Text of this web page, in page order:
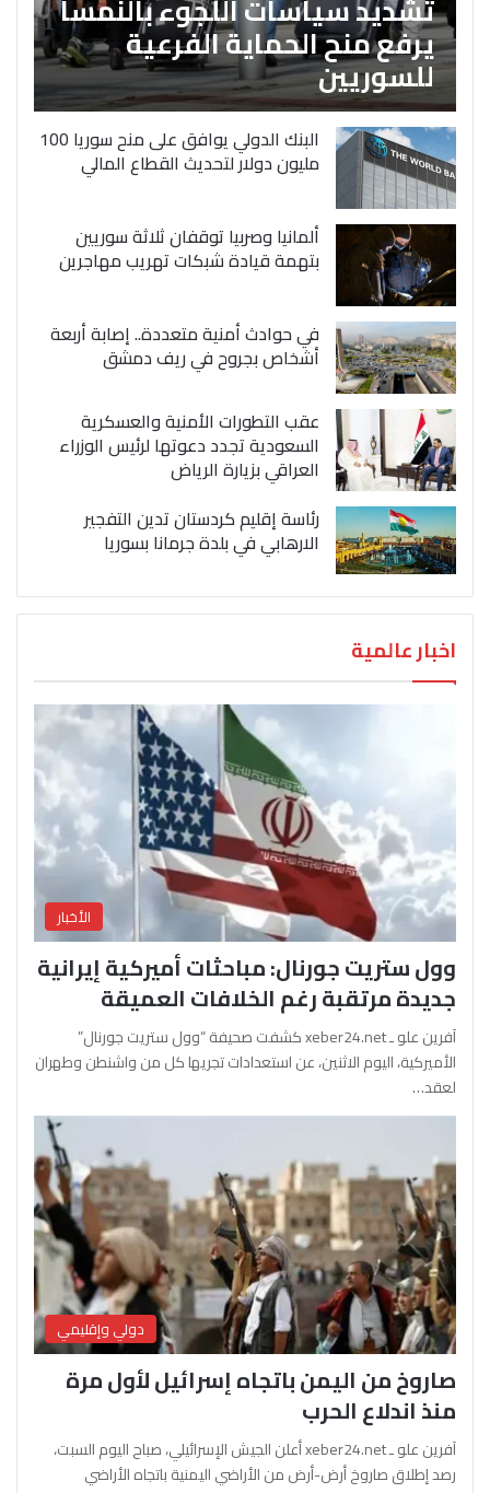
يرفع منح الحماية الفرعية
للسوريين
البنك الدولي يوافق على منح سوريا 100
مليون دولار لتحديث القطاع المالي
ألمانيا وصربيا توقفان ثلاثة سوريين
بتهمة قيادة شبكات تهريب مهاجرين
في حوادث أمنية متعددة.. إصابة أربعة
أشخاص بجروح في ريف دمشق
عقب التطورات الأمنية والعسكرية
السعودية تجدد دعوتها لرئيس الوزراء
العراقي بزيارة الرياض
رئاسة إقليم كردستان تدين التفجير
الارهابي في بلدة جرمانا بسوريا
اخبار عالمية
الأخبار
وول ستريت جورنال: مباحثات أميركية إيرانية
جديدة مرتقبة رغم الخلافات العميقة
آفرين علو ـ xeber24.net كشفت صحيفة “وول ستريت جورنال”
الأميركية، اليوم الاثنين، عن استعدادات تجريها كل من واشنطن وطهران
لعقد…
دولي وإقليمي
صاروخ من اليمن باتجاه إسرائيل لأول مرة
منذ اندلاع الحرب
آفرين علو ـ xeber24.net أعلن الجيش الإسرائيلي، صباح اليوم السبت،
رصد إطلاق صاروخ أرض-أرض من الأراضي اليمنية باتجاه الأراضي